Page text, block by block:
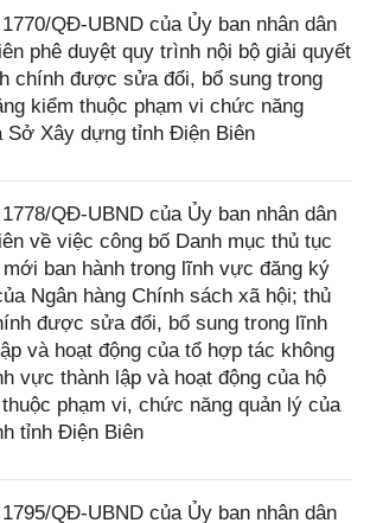
QĐ-UBND của Ủy ban nhân dân
phê duyệt quy trình nội bộ giải quyết
chính được sửa đổi, bổ sung trong
kiểm thuộc phạm vi chức năng
Sở Xây dựng tỉnh Điện Biên
QĐ-UBND của Ủy ban nhân dân
về việc công bố Danh mục thủ tục
ban hành trong lĩnh vực đăng ký
Ngân hàng Chính sách xã hội; thủ
được sửa đổi, bổ sung trong lĩnh
và hoạt động của tổ hợp tác không
vực thành lập và hoạt động của hộ
phạm vi, chức năng quản lý của
tỉnh Điện Biên
QĐ-UBND của Ủy ban nhân dân